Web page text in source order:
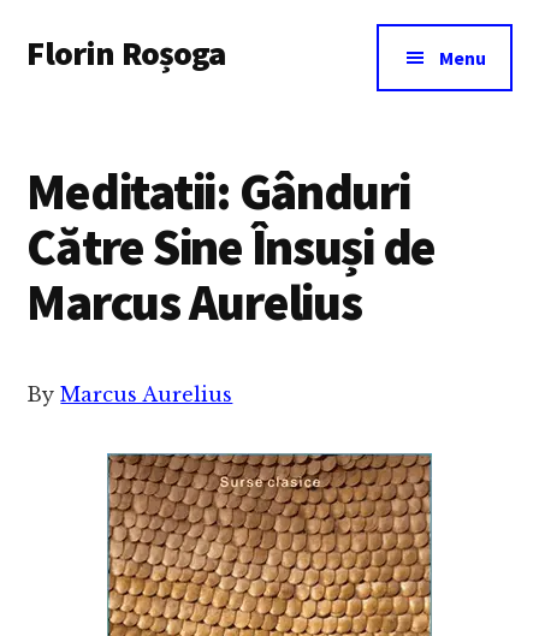
main
menu
Florin Roșoga Menu
Meditatii: Gânduri
Către Sine Însuși de
Marcus Aurelius
ByMarcus Aurelius